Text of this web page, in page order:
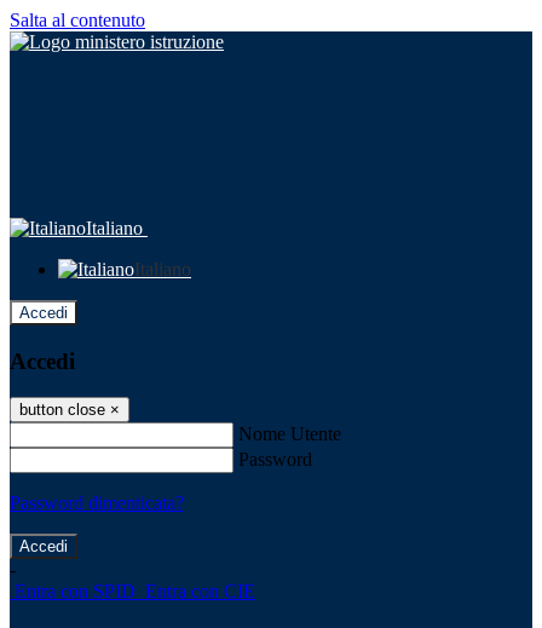
Salta al contenuto
Italiano
Italiano
Accedi
Accedi
button close ×
Nome Utente
Password
Password dimenticata?
-
Entra con SPID Entra con CIE